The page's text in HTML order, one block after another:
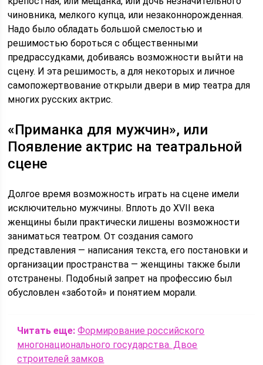
чиновника, мелкого купца, или незаконнорожденная.
Надо было обладать большой смелостью и
решимостью бороться с общественными
предрассудками, добиваясь возможности выйти на
сцену. И эта решимость, а для некоторых и личное
самопожертвование открыли двери в мир театра для
многих русских актрис.
«Приманка для мужчин», или
Появление актрис на театральной
сцене
Долгое время возможность играть на сцене имели
исключительно мужчины. Вплоть до XVII века
женщины были практически лишены возможности
заниматься театром. От создания самого
представления — написания текста, его постановки и
организации пространства — женщины также были
отстранены. Подобный запрет на профессию был
обусловлен «заботой» и понятием морали.
Читать еще: Формирование российского
многонационального государства. Двое
строителей замков